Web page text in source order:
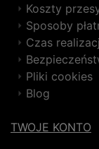
Koszty
Sposoby
Czas
Pliki cookies
Blog
TWOJE KONTO